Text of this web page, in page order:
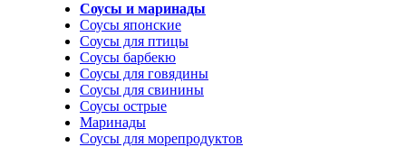
Соусы и маринады
Соусы японские
Соусы для птицы
Соусы барбекю
Соусы для говядины
Соусы для свинины
Соусы острые
Маринады
Соусы для морепродуктов